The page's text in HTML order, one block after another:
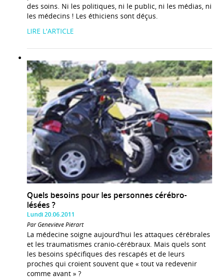
des soins. Ni les politiques, ni le public, ni les médias, ni
les médecins ! Les éthiciens sont déçus.
LIRE L'ARTICLE
Quels besoins pour les personnes cérébro-
lésées ?
Lundi 20.06.2011
Par Geneviève Piérart
La médecine soigne aujourd’hui les attaques cérébrales
et les traumatismes cranio-cérébraux. Mais quels sont
les besoins spécifiques des rescapés et de leurs
proches qui croient souvent que « tout va redevenir
comme avant » ?